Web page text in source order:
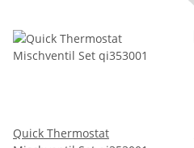
Quick Thermostat